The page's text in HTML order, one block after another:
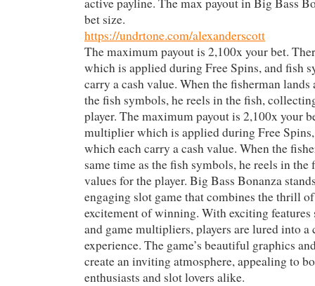
bet size.
https://undrtone.com/alexanderscott
The maximum payout is 2,100x your bet.
which is applied during Free Spins, and fish
carry a cash value. When the fisherman lands
the fish symbols, he reels in the fish,
player. The maximum payout is 2,100x your
multiplier which is applied during Free
which each carry a cash value. When the
same time as the fish symbols, he reels in
values for the player. Big Bass Bonanza
engaging slot game that combines the thrill
excitement of winning. With exciting features
and game multipliers, players are lured into a
experience. The game’s beautiful graphics
create an inviting atmosphere, appealing to
enthusiasts and slot lovers alike.